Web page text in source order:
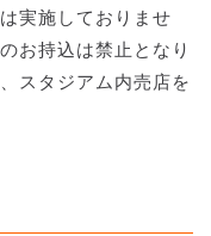
実施しておりませ
お持込は禁止となり
スタジアム内売店を